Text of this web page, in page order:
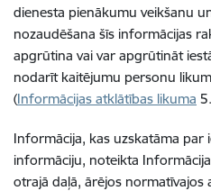
dienesta pienākumu veikšanu
nozaudēšana šīs informācijas
apgrūtina vai var apgrūtināt
nodarīt kaitējumu personu
(Informācijas atklātības likuma
Informācija, kas uzskatāma par
informāciju, noteikta
otrajā daļā, ārējos